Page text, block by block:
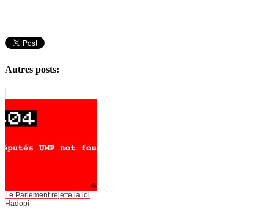
Autres posts:
Le Parlement rejette la loi
Hadopi